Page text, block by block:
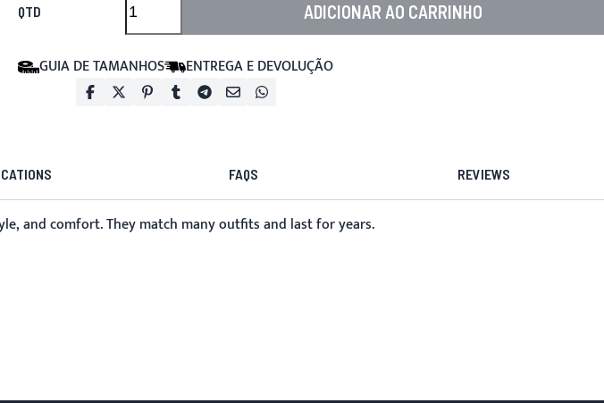
QTD ADICIONAR AO CARRINHO
GUIA DE TAMANHOS ENTREGA E DEVOLUÇÃO
FAQS REVIEWS
and comfort. They match many outfits and last for years.